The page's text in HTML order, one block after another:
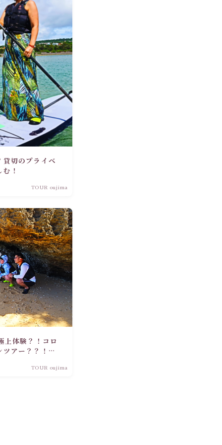
切のプライベ
！
TOUR oujima
上体験？！コロ
アー？？！沖
TOUR oujima